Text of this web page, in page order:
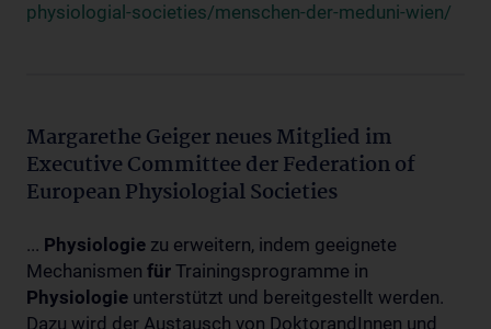
physiologial-societies/menschen-der-meduni-wien/
Margarethe Geiger neues Mitglied im
Executive Committee der Federation of
European Physiologial Societies
... Physiologie zu erweitern, indem geeignete
Mechanismen für Trainingsprogramme in
Physiologie unterstützt und bereitgestellt werden.
Dazu wird der Austausch von DoktorandInnen und